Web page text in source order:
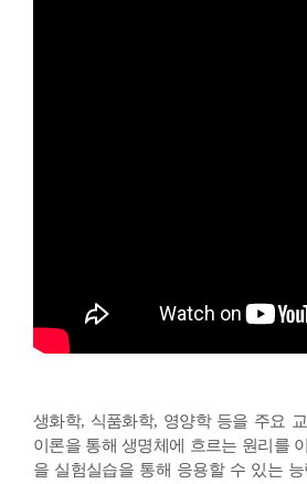
생화학, 식품화학, 영양학 등을 주요
이론을 통해 생명체에 흐르는 원리를
을 실험실습을 통해 응용할 수 있는